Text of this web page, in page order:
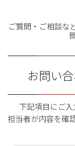
ご質問・ご相談な
お問い
下記項目にご入
担当者が内容を確